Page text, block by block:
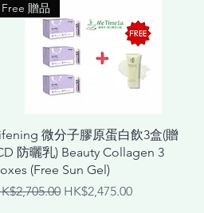
快速瀏覽
Free 贈品
微分子膠原蛋白飲3盒(贈
防曬乳) Beauty Collagen 3
(Free Sun Gel)
般價格
促銷價格
HK$2,475.00